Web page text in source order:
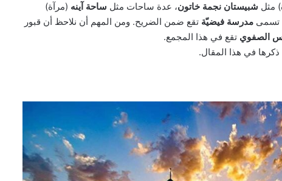
مثل شبيستان نجمة خاتون، عدة ساحات مثل ساحة آينه (مرآة)
تسمىمدرسة فيضيّة تقع ضمن الضريح. ومن المهم أن نلاحظ أن قبور
الصفوي تقع في هذا المجمع.
ذكرها في هذا المقال.